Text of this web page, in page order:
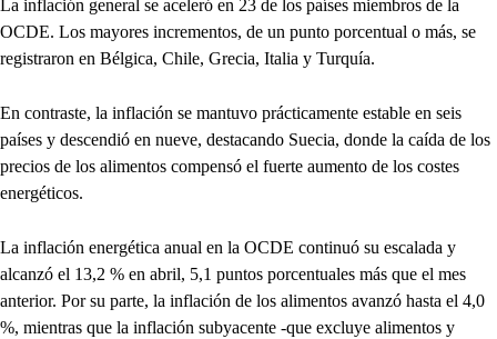
La inflación general se aceleró en 23 de los países miembros de la
OCDE. Los mayores incrementos, de un punto porcentual o más, se
registraron en Bélgica, Chile, Grecia, Italia y Turquía.
En contraste, la inflación se mantuvo prácticamente estable en seis
países y descendió en nueve, destacando Suecia, donde la caída de los
precios de los alimentos compensó el fuerte aumento de los costes
energéticos.
La inflación energética anual en la OCDE continuó su escalada y
alcanzó el 13,2 % en abril, 5,1 puntos porcentuales más que el mes
anterior. Por su parte, la inflación de los alimentos avanzó hasta el 4,0
%, mientras que la inflación subyacente -que excluye alimentos y